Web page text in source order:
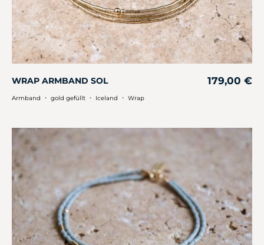
WRAP ARMBAND SOL 179,00 €
Armband ・ gold gefüllt ・ Iceland ・ Wrap